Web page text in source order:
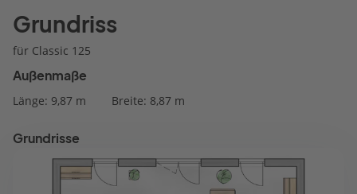
Grundriss
für Classic 125
Außenmaße
Länge: 9,87 m Breite: 8,87 m
Grundrisse